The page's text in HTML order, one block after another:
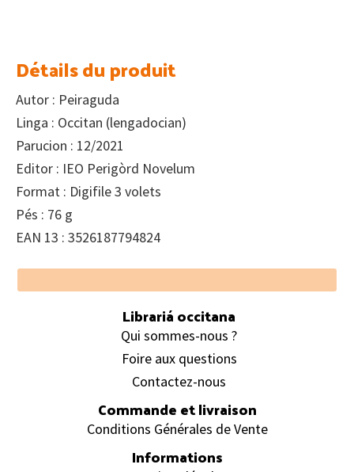
Détails du produit
Autor : Peiraguda
Linga : Occitan (lengadocian)
Parucion : 12/2021
Editor : IEO Perigòrd Novelum
Format : Digifile 3 volets
Pés : 76 g
EAN 13 : 3526187794824
Footer
Librariá occitana
Qui sommes-nous ?
Foire aux questions
Contactez-nous
Commande et livraison
Conditions Générales de Vente
Informations